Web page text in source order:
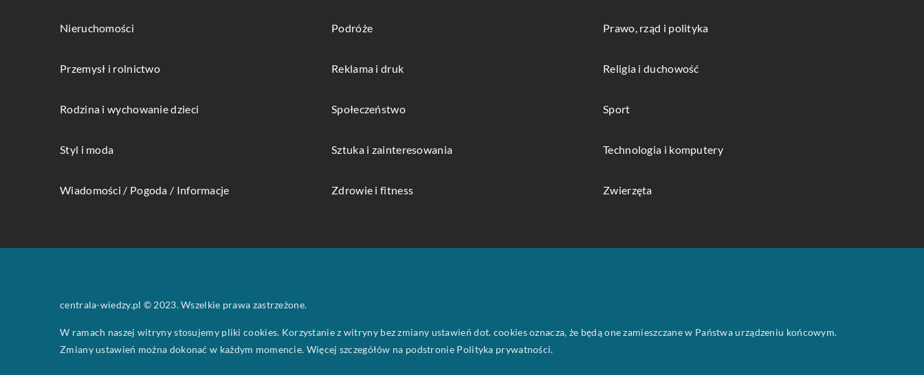
Nieruchomości Podróże Prawo, rząd i polityka
Przemysł i rolnictwo Reklama i druk Religia i duchowość
Rodzina i wychowanie dzieci Społeczeństwo Sport
Styl i moda Sztuka i zainteresowania Technologia i komputery
Wiadomości / Pogoda / Informacje Zdrowie i fitness Zwierzęta
centrala-wiedzy.pl © 2023. Wszelkie prawa zastrzeżone.
W ramach naszej witryny stosujemy pliki cookies. Korzystanie z witryny bez zmiany ustawień dot. cookies oznacza, że będą one zamieszczane w Państwa urządzeniu końcowym.
Zmiany ustawień można dokonać w każdym momencie. Więcej szczegółów na podstronie Polityka prywatności.